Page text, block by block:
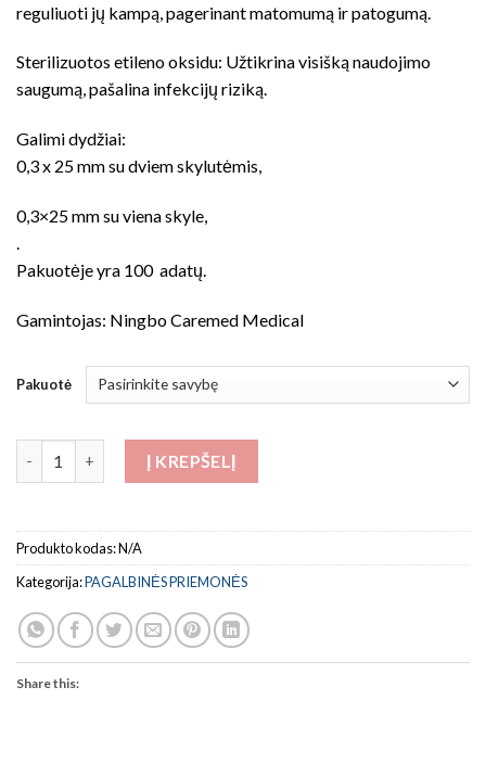
reguliuoti jų kampą, pagerinant matomumą ir patogumą.
Sterilizuotos etileno oksidu: Užtikrina visišką naudojimo
saugumą, pašalina infekcijų riziką.
Galimi dydžiai:
0,3 x 25 mm su dviem skylutėmis,
0,3×25 mm su viena skyle,
.
Pakuotėje yra 100 adatų.
Gamintojas: Ningbo Caremed Medical
Pakuotė
produkto kiekis: Endodontinės adatos
Į KREPŠELĮ
Produkto kodas:N/A
Kategorija:PAGALBINĖS PRIEMONĖS
Share this: